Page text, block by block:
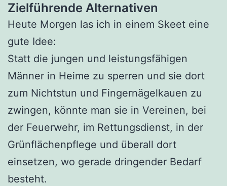
Zielführende Alternativen
Heute Morgen las ich in einem Skeet eine
gute Idee:
Statt die jungen und leistungsfähigen
Männer in Heime zu sperren und sie dort
zum Nichtstun und Fingernägelkauen zu
zwingen, könnte man sie in Vereinen, bei
der Feuerwehr, im Rettungsdienst, in der
Grünflächenpflege und überall dort
einsetzen, wo gerade dringender Bedarf
besteht.